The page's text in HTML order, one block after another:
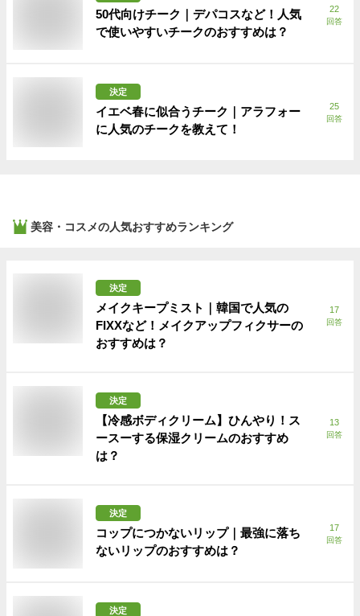
50代向けチーク｜デパコスなど！人気
で使いやすいチークのおすすめは？
22
回答
決定
イエベ春に似合うチーク｜アラフォー
に人気のチークを教えて！
25
回答
美容・コスメの人気おすすめランキング
決定
メイクキープミスト｜韓国で人気の
FIXXなど！メイクアップフィクサーの
おすすめは？
17
回答
決定
【冷感ボディクリーム】ひんやり！ス
ースーする保湿クリームのおすすめ
は？
13
回答
決定
コップにつかないリップ｜最強に落ち
ないリップのおすすめは？
17
回答
決定